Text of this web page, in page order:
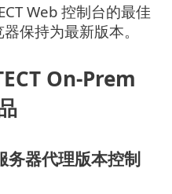
Web 控制台的最佳
保持为最新版本。
On-Prem
器代理版本控制